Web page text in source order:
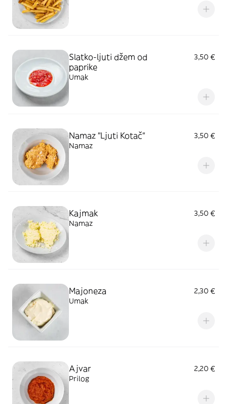
Slatko-ljuti džem od
paprike
3,50 €
Umak
Namaz "Ljuti Kotač"
3,50 €
Namaz
Kajmak
3,50 €
Namaz
Majoneza
2,30 €
Umak
Ajvar
2,20 €
Prilog